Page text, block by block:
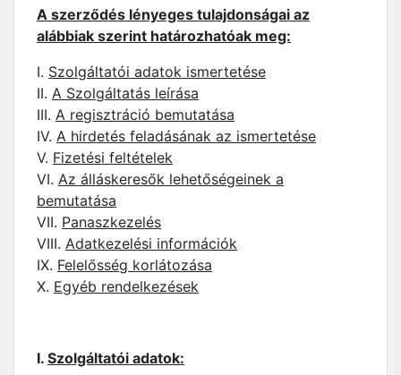
A szerződés lényeges tulajdonságai az
alábbiak szerint határozhatóak meg:
I. Szolgáltatói adatok ismertetése
II. A Szolgáltatás leírása
III. A regisztráció bemutatása
IV. A hirdetés feladásának az ismertetése
V. Fizetési feltételek
VI. Az álláskeresők lehetőségeinek a
bemutatása
VII. Panaszkezelés
VIII. Adatkezelési információk
IX. Felelősség korlátozása
X. Egyéb rendelkezések
I. Szolgáltatói adatok: